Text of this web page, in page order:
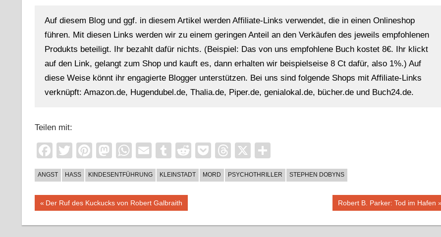
Auf diesem Blog und ggf. in diesem Artikel werden Affiliate-Links verwendet, die in einen Onlineshop
führen. Mit diesen Links werden wir zu einem geringen Anteil an den Verkäufen des jeweils empfohlenen
Produkts beteiligt. Ihr bezahlt dafür nichts. (Beispiel: Das von uns empfohlene Buch kostet 8€. Ihr klickt
auf den Link, gelangt zum Shop und kauft es, dann erhalten wir beispielseise 8 Ct dafür, also 1%.) Auf
diese Weise könnt ihr engagierte Blogger unterstützen. Bei uns sind folgende Shops mit Affiliate-Links
verknüpft: Amazon.de, Hugendubel.de, Thalia.de, Piper.de, genialokal.de, bücher.de und Buch24.de.
Teilen mit:
Facebook
TwitterPinterest
Mastodon
WhatsApp
EmailTumblr
RedditPocketThreads
X
ANGST HASS KINDESENTFÜHRUNG KLEINSTADT MORD PSYCHOTHRILLER STEPHEN DOBYNS
Beitragsnavigation
Vorheriger
Der Ruf des Kuckucks von Robert Galbraith
Nächster
Robert B. Parker: Tod im Hafen